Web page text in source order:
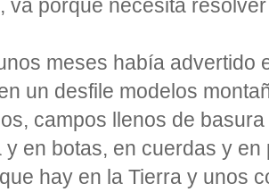
va porque necesita
meses había advertido
un desfile modelos
campos llenos de
y en botas, en cuerdas y
hay en la Tierra y unos